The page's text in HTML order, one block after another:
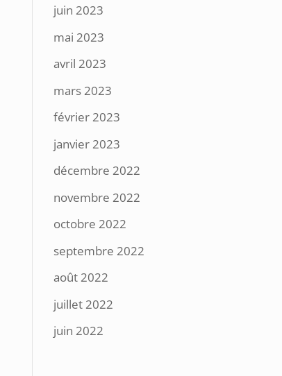
juin 2023
mai 2023
avril 2023
mars 2023
février 2023
janvier 2023
décembre 2022
novembre 2022
octobre 2022
septembre 2022
août 2022
juillet 2022
juin 2022